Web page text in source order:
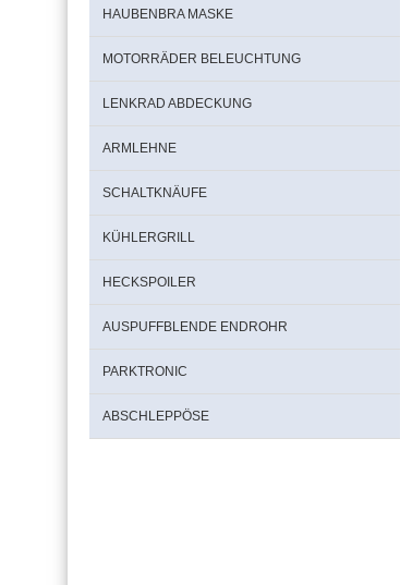
HAUBENBRA MASKE
MOTORRÄDER BELEUCHTUNG
LENKRAD ABDECKUNG
ARMLEHNE
SCHALTKNÄUFE
KÜHLERGRILL
HECKSPOILER
AUSPUFFBLENDE ENDROHR
PARKTRONIC
ABSCHLEPPÖSE